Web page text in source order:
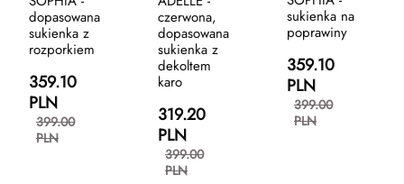
dopasowana
sukienka z
rozporkiem
359.10
PLN
399.00
PLN
czerwona,
dopasowana
sukienka z
dekoltem
karo
319.20
PLN
399.00
PLN
sukienka na
poprawiny
359.10
PLN
399.00
PLN